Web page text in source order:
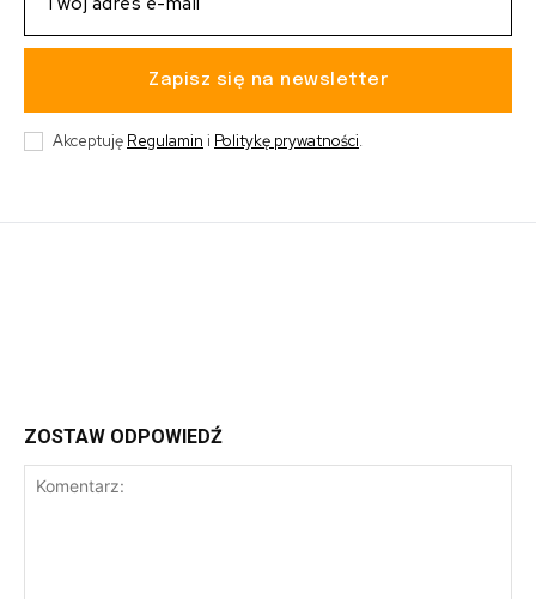
Zapisz się na newsletter
Akceptuję Regulamin i Politykę prywatności.
ZOSTAW ODPOWIEDŹ